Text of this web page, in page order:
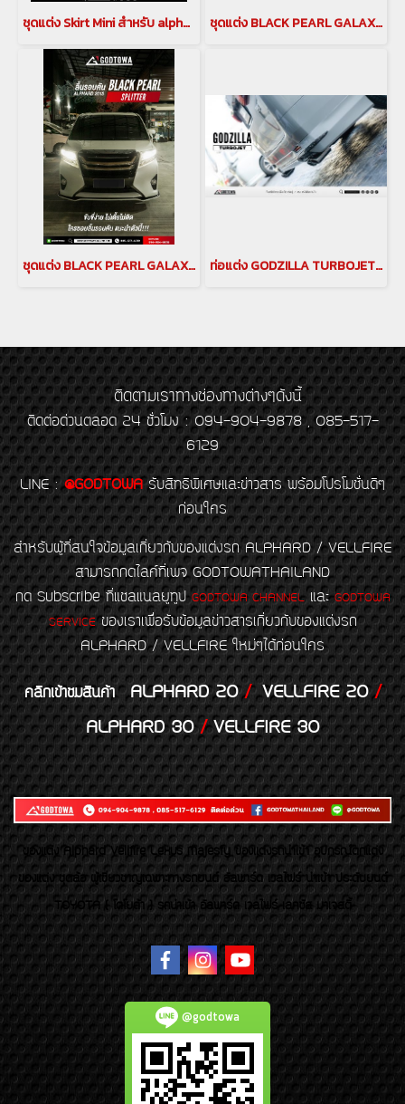
ชุดแต่ง Skirt Mini สำหรับ alphard ปี 2018-2022 ALPHARD BODY KITS ชุดแต่งสเกิร์ตมินิ ของแต่งอัลพาร์ด Alphard Accessories ชุดแต่ง BLACK PEARL GALAXI LITE ชุดแต่ง alphard ปี 2018-2022 ALPHARD BODY KITS ชุดแต่งแบล็คเพิร์ล ของแต่งอัลพาร์ด Alphard Accessories japan style galaxilite
ชุดแต่ง BLACK PEARL GALAXI LITE ชุดแต่ง alphard ปี 2018-2022 ALPHARD BODY KITS ชุดแต่งแบล็คเพิร์ล ของแต่งอัลพาร์ด Alphard Accessories japan style galaxilite(copy)(copy) ท่อแต่ง GODZILLA TURBOJET ท่อคู่ สำหรับรถยนต์ ALPHARD 30 รุ่นปี 2015-2022
ติดตามเราทางช่องทางต่างๆดังนี้
ติดต่อด่วนตลอด 24 ชั่วโมง : 094-904-9878 , 085-517-
6129
LINE : @GODTOWA รับสิทธิพิเศษและข่าวสาร พร้อมโปรโมชั่นดีๆ
ก่อนใคร
สำหรับผู้ที่สนใจข้อมูลเกี่ยวกับของแต่งรถ ALPHARD / VELLFIRE
สามารถกดไลค์ที่เพจ GODTOWATHAILAND
กด Subscribe ที่แชลแนลยูทูป GODTOWA CHANNELและGODTOWA
SERVICEของเราเพื่อรับข้อมูลข่าวสารเกี่ยวกับของแต่งรถ
ALPHARD / VELLFIRE ใหม่ๆได้ก่อนใคร
คลิกเข้าชมสินค้า ALPHARD 20/VELLFIRE 20/
ALPHARD 30/VELLFIRE 30
ของเเต่ง Alphard Vellfire Lexus Majesty ของเเต่งรถนำเข้า อุปกรณ์ตกแต่ง
ของแต่ง ชุดล้อ ผู้เชี่ยวชาญเฉพาะทางรถยนต์ อัลพาร์ด เวลไฟร์ นำเข้า ประดับยนต์
TOYOTA ( โตโยต้า ) รถนำเข้า อัลพาร์ด เวลไฟร์ เลกซัส มาเจสตี้
@godtowa